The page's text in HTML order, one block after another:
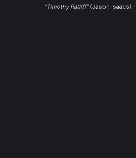
"Timothy Ratliff" (Jason Isaacs) -